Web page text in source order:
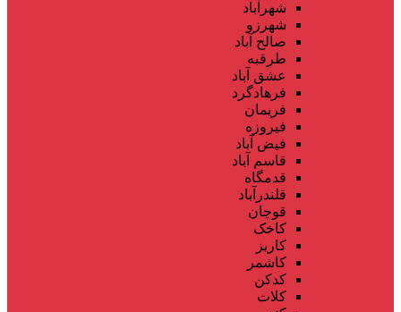
شهرآباد
شهرزو
صالح آباد
طرقبه
عشق آباد
فرهادگرد
فریمان
فیروزه
فیض آباد
قاسم آباد
قدمگاه
قلندرآباد
قوچان
کاخک
کاریز
کاشمر
کدکن
کلات